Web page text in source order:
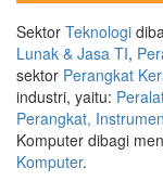
Sektor Teknologi
Lunak & Jasa TI,
sektor Perangkat
industri, yaitu:
Perangkat,
Komputer dibagi
Komputer.